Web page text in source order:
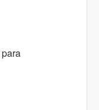
para